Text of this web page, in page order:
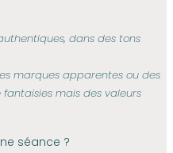
dans des tons
marques apparentes ou des
mais des valeurs
séance ?